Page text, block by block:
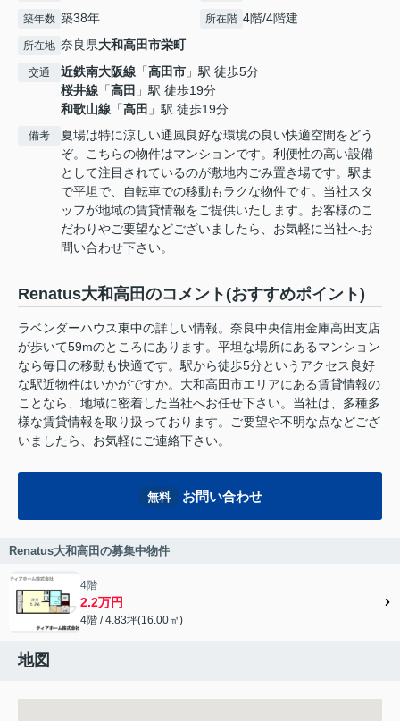
築年数 築38年 所在階 4階/4階建
所在地 奈良県大和高田市栄町
交通 近鉄南大阪線 「高田市 」駅 徒歩5分
桜井線 「高田 」駅 徒歩19分
和歌山線 「高田 」駅 徒歩19分
備考
夏場は特に涼しい通風良好な環境の良い快適空間をどう
ぞ。こちらの物件はマンションです。利便性の高い設備
として注目されているのが敷地内ごみ置き場です。駅ま
で平坦で、自転車での移動もラクな物件です。当社スタ
ッフが地域の賃貸情報をご提供いたします。お客様のこ
だわりやご要望などございましたら、お気軽に当社へお
問い合わせ下さい。
Renatus大和高田のコメント(おすすめポイント)
ラベンダーハウス東中の詳しい情報。奈良中央信用金庫高田支店
が歩いて59mのところにあります。平坦な場所にあるマンション
なら毎日の移動も快適です。駅から徒歩5分というアクセス良好
な駅近物件はいかがですか。大和高田市エリアにある賃貸情報の
ことなら、地域に密着した当社へお任せ下さい。当社は、多種多
様な賃貸情報を取り扱っております。ご要望や不明な点などござ
いましたら、お気軽にご連絡下さい。
無料 お問い合わせ
Renatus大和高田の募集中物件
4階
2.2万円
4階 / 4.83坪(16.00㎡)
地図